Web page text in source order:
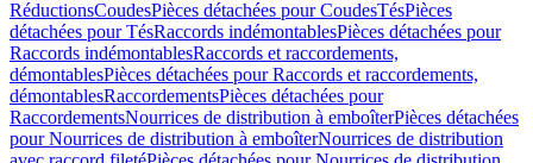
RéductionsCoudesPièces détachées pour CoudesTésPièces
détachées pour TésRaccords indémontablesPièces détachées pour
Raccords indémontablesRaccords et raccordements,
démontablesPièces détachées pour Raccords et raccordements,
démontablesRaccordementsPièces détachées pour
RaccordementsNourrices de distribution à emboîterPièces détachées
pour Nourrices de distribution à emboîterNourrices de distribution